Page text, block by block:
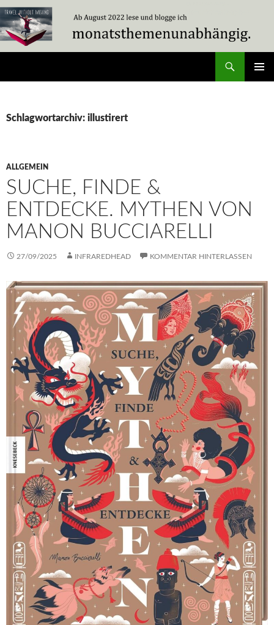
Zum
Inhalt
springen
Schlagwortarchiv: illustirert
ALLGEMEIN
SUCHE, FINDE &
ENTDECKE. MYTHEN VON
MANON BUCCIARELLI
27/09/2025 INFRAREDHEAD KOMMENTAR HINTERLASSEN